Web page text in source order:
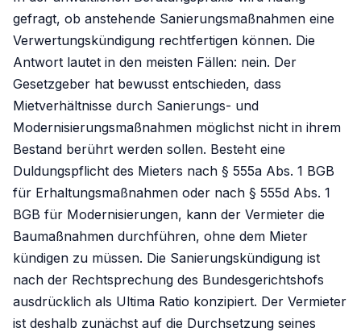
gefragt, ob anstehende Sanierungsmaßnahmen eine
Verwertungskündigung rechtfertigen können. Die
Antwort lautet in den meisten Fällen: nein. Der
Gesetzgeber hat bewusst entschieden, dass
Mietverhältnisse durch Sanierungs- und
Modernisierungsmaßnahmen möglichst nicht in ihrem
Bestand berührt werden sollen. Besteht eine
Duldungspflicht des Mieters nach § 555a Abs. 1 BGB
für Erhaltungsmaßnahmen oder nach § 555d Abs. 1
BGB für Modernisierungen, kann der Vermieter die
Baumaßnahmen durchführen, ohne dem Mieter
kündigen zu müssen. Die Sanierungskündigung ist
nach der Rechtsprechung des Bundesgerichtshofs
ausdrücklich als Ultima Ratio konzipiert. Der Vermieter
ist deshalb zunächst auf die Durchsetzung seines